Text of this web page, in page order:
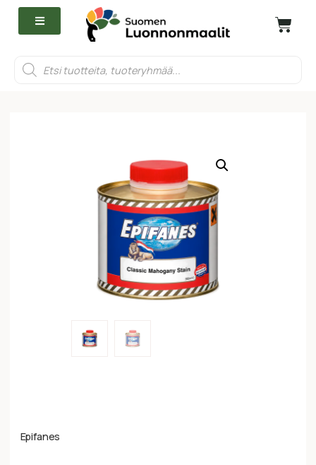
Epifanes